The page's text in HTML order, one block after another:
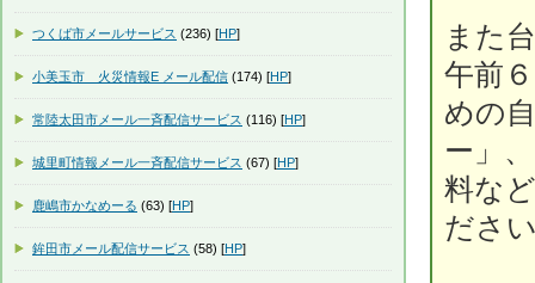
また
午前
めの
ー」
料な
ださ
つくば市メールサービス (236) [HP]
小美玉市 火災情報E メール配信 (174) [HP]
常陸太田市メール一斉配信サービス (116) [HP]
城里町情報メール一斉配信サービス (67) [HP]
鹿嶋市かなめーる (63) [HP]
鉾田市メール配信サービス (58) [HP]